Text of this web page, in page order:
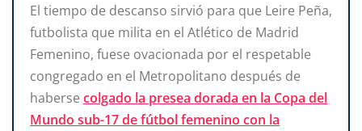
El tiempo de descanso sirvió para que Leire Peña,
futbolista que milita en el Atlético de Madrid
Femenino, fuese ovacionada por el respetable
congregado en el Metropolitano después de
haberse colgado la presea dorada en la Copa del
Mundo sub-17 de fútbol femenino con la